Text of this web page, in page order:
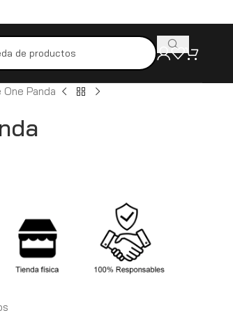
One Panda